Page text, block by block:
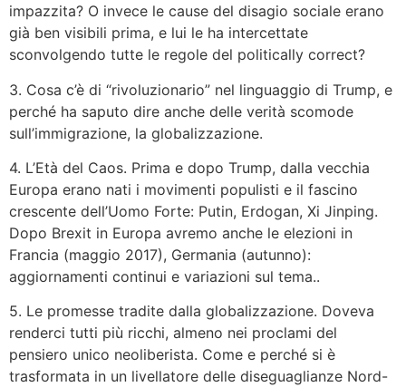
impazzita? O invece le cause del disagio sociale erano
già ben visibili prima, e lui le ha intercettate
sconvolgendo tutte le regole del politically correct?
3. Cosa c’è di “rivoluzionario” nel linguaggio di Trump, e
perché ha saputo dire anche delle verità scomode
sull’immigrazione, la globalizzazione.
4. L’Età del Caos. Prima e dopo Trump, dalla vecchia
Europa erano nati i movimenti populisti e il fascino
crescente dell’Uomo Forte: Putin, Erdogan, Xi Jinping.
Dopo Brexit in Europa avremo anche le elezioni in
Francia (maggio 2017), Germania (autunno):
aggiornamenti continui e variazioni sul tema..
5. Le promesse tradite dalla globalizzazione. Doveva
renderci tutti più ricchi, almeno nei proclami del
pensiero unico neoliberista. Come e perché si è
trasformata in un livellatore delle diseguaglianze Nord-